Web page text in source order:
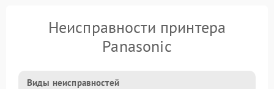
Неисправности принтера
Panasonic
Виды неисправностей